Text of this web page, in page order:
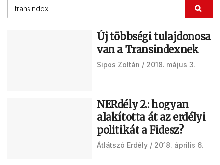
Új többségi tulajdonosa
van a Transindexnek
Sipos Zoltán 2018. május 3.
NERdély 2.: hogyan
alakította át az erdélyi
politikát a Fidesz?
Átlátszó Erdély 2018. április 6.